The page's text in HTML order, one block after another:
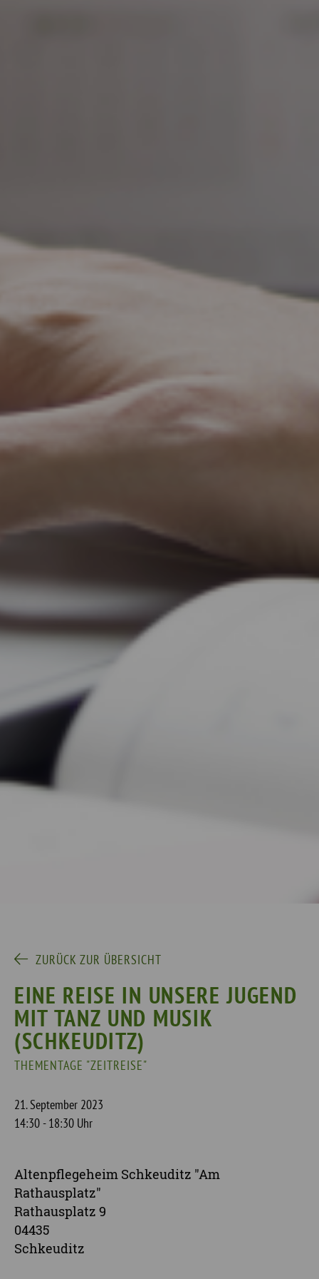
ZURÜCK ZUR ÜBERSICHT
EINE REISE IN UNSERE JUGEND
MIT TANZ UND MUSIK
(SCHKEUDITZ)
THEMENTAGE "ZEITREISE"
21. September 2023
14:30 - 18:30 Uhr
Altenpflegeheim Schkeuditz "Am
Rathausplatz"
Rathausplatz 9
04435
Schkeuditz